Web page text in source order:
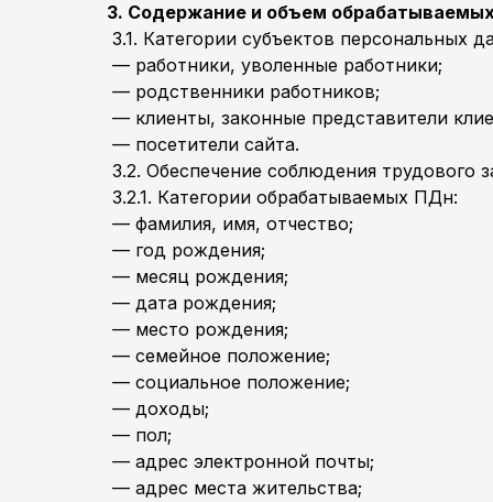
3. Содержание и объем
3.1. Категории субъектов персональных
— работники, уволенные работники;
— родственники работников;
— клиенты, законные представители
— посетители сайта.
3.2. Обеспечение соблюдения трудового
3.2.1. Категории обрабатываемых ПДн:
— фамилия, имя, отчество;
— год рождения;
— месяц рождения;
— дата рождения;
— место рождения;
— семейное положение;
— социальное положение;
— доходы;
— пол;
— адрес электронной почты;
— адрес места жительства;